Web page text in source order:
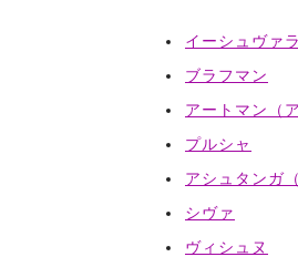
イーシュヴァラ
ブラフマン
アートマン（
プルシャ
アシュタンガ
シヴァ
ヴィシュヌ